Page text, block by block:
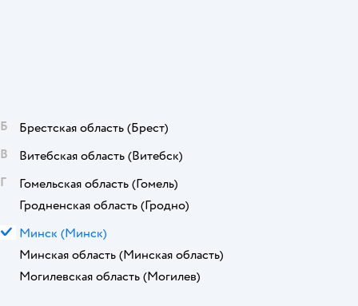
Б Брестская область (Брест)
В
Витебская область (Витебск)
Г
Гомельская область (Гомель)
Гродненская область (Гродно)
М Минск (Минск)
Минская область (Минская область)
Могилевская область (Могилев)